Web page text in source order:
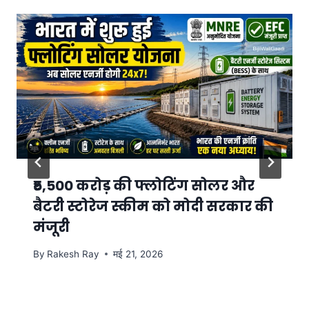
₹5,500 करोड़ की फ्लोटिंग सोलर और
बैटरी स्टोरेज स्कीम को मोदी सरकार की
मंजूरी
By Rakesh Ray मई 21, 2026